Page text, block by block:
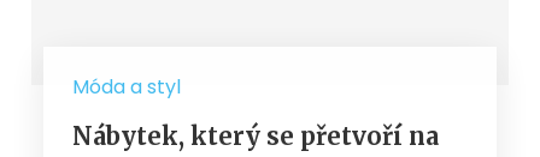
Móda a styl
Nábytek, který se přetvoří na